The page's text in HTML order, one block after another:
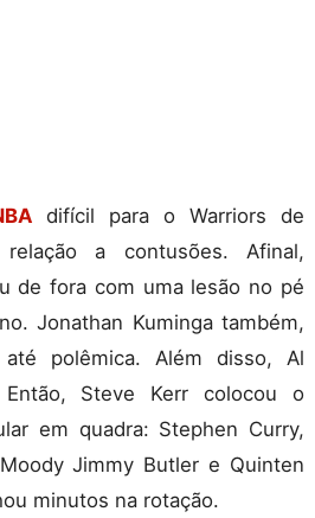
difícil para o Warriors de
a contusões. Afinal,
de fora com uma lesão no pé
Jonathan Kuminga também,
polêmica. Além disso, Al
Steve Kerr colocou o
em quadra: Stephen Curry,
Jimmy Butler e Quinten
minutos na rotação.